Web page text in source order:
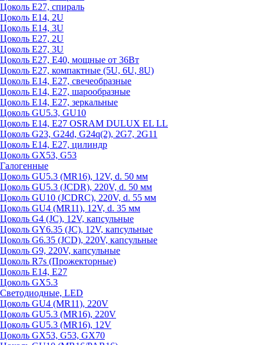
Цоколь Е27, спираль
Цоколь Е14, 2U
Цоколь Е14, 3U
Цоколь Е27, 2U
Цоколь Е27, 3U
Цоколь Е27, Е40, мощные от 36Вт
Цоколь Е27, компактные (5U, 6U, 8U)
Цоколь Е14, Е27, свечеобразные
Цоколь Е14, Е27, шарообразные
Цоколь Е14, Е27, зеркальные
Цоколь GU5.3, GU10
Цоколь Е14, Е27 OSRAM DULUX EL LL
Цоколь G23, G24d, G24q(2), 2G7, 2G11
Цоколь Е14, Е27, цилиндр
Цоколь GX53, G53
Галогенные
Цоколь GU5.3 (MR16), 12V, d. 50 мм
Цоколь GU5.3 (JCDR), 220V, d. 50 мм
Цоколь GU10 (JCDRC), 220V, d. 55 мм
Цоколь GU4 (MR11), 12V, d. 35 мм
Цоколь G4 (JC), 12V, капсульные
Цоколь GY6.35 (JC), 12V, капсульные
Цоколь G6.35 (JCD), 220V, капсульные
Цоколь G9, 220V, капсульные
Цоколь R7s (Прожекторные)
Цоколь E14, E27
Цоколь GX5.3
Светодиодные, LED
Цоколь GU4 (MR11), 220V
Цоколь GU5.3 (MR16), 220V
Цоколь GU5.3 (MR16), 12V
Цоколь GX53, G53, GX70